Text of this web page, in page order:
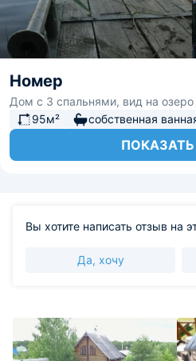
Номер
Дом с 3 спальнями, вид на озеро
95м²
собственная
Вы хотите написать отзыв на
Да, хочу